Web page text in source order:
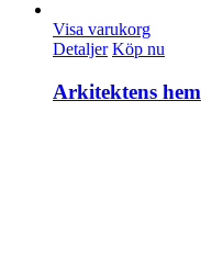
Visa varukorg
Detaljer Köp nu
Arkitektens hem